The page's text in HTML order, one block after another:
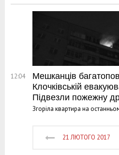
12:04
Мешканців
Клочківській
Підвезли пожежну
Згоріла квартира на
21 ЛЮТОГО 2017